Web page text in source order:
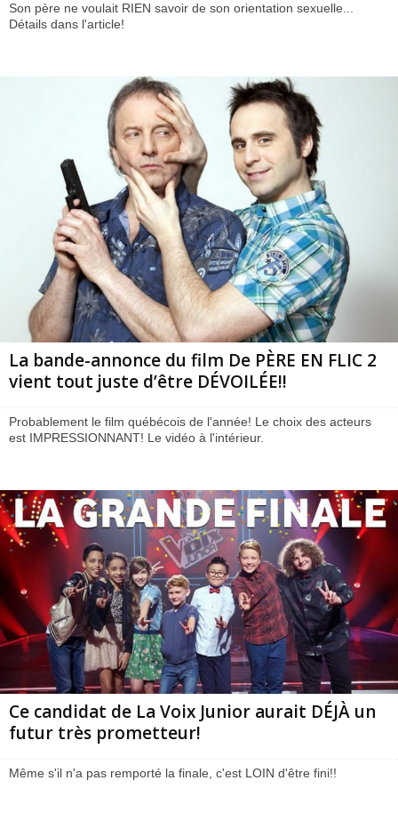
Son père ne voulait RIEN savoir de son orientation sexuelle...
Détails dans l'article!
La bande-annonce du film De PÈRE EN FLIC 2
vient tout juste d’être DÉVOILÉE!!
Probablement le film québécois de l'année! Le choix des acteurs
est IMPRESSIONNANT! Le vidéo à l'intérieur.
Ce candidat de La Voix Junior aurait DÉJÀ un
futur très prometteur!
Même s'il n'a pas remporté la finale, c'est LOIN d'être fini!!